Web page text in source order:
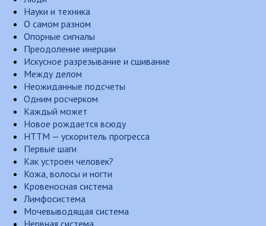
Науки и техника
О самом разном
Опорные сигналы
Преодоление инерции
Искусное разрезывание и сшивание
Между делом
Неожиданные подсчеты
Одним росчерком
Каждый может
Новое рождается всюду
НТТМ — ускоритель прогресса
Первые шаги
Как устроен человек?
Кожа, волосы и ногти
Кровеносная система
Лимфосистема
Мочевыводящая система
Нервная система